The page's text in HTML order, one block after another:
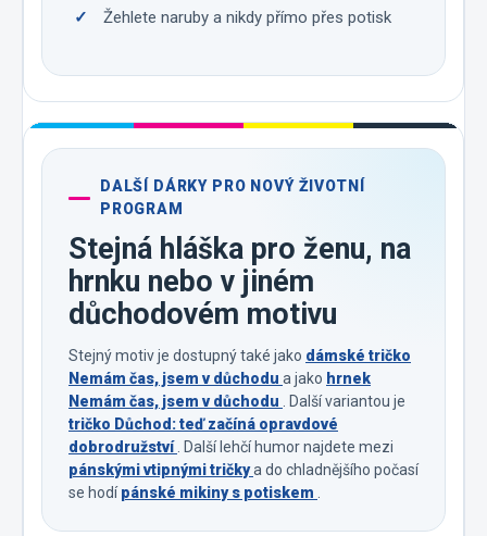
Žehlete naruby a nikdy přímo přes potisk
DALŠÍ DÁRKY PRO NOVÝ ŽIVOTNÍ
PROGRAM
Stejná hláška pro ženu, na
hrnku nebo v jiném
důchodovém motivu
Stejný motiv je dostupný také jako dámské tričko
Nemám čas, jsem v důchodu a jako hrnek
Nemám čas, jsem v důchodu . Další variantou je
tričko Důchod: teď začíná opravdové
dobrodružství. Další lehčí humor najdete mezi
pánskými vtipnými tričkya do chladnějšího počasí
se hodípánské mikiny s potiskem .